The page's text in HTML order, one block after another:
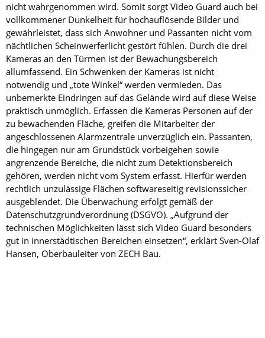
nicht wahrgenommen wird. Somit sorgt Video Guard auch bei
vollkommener Dunkelheit für hochauflösende Bilder und
gewährleistet, dass sich Anwohner und Passanten nicht vom
nächtlichen Scheinwerferlicht gestört fühlen. Durch die drei
Kameras an den Türmen ist der Bewachungsbereich
allumfassend. Ein Schwenken der Kameras ist nicht
notwendig und „tote Winkel“ werden vermieden. Das
unbemerkte Eindringen auf das Gelände wird auf diese Weise
praktisch unmöglich. Erfassen die Kameras Personen auf der
zu bewachenden Fläche, greifen die Mitarbeiter der
angeschlossenen Alarmzentrale unverzüglich ein. Passanten,
die hingegen nur am Grundstück vorbeigehen sowie
angrenzende Bereiche, die nicht zum Detektionsbereich
gehören, werden nicht vom System erfasst. Hierfür werden
rechtlich unzulässige Flächen softwareseitig revisionssicher
ausgeblendet. Die Überwachung erfolgt gemäß der
Datenschutzgrundverordnung (DSGVO). „Aufgrund der
technischen Möglichkeiten lässt sich Video Guard besonders
gut in innerstädtischen Bereichen einsetzen“, erklärt Sven-Olaf
Hansen, Oberbauleiter von ZECH Bau.